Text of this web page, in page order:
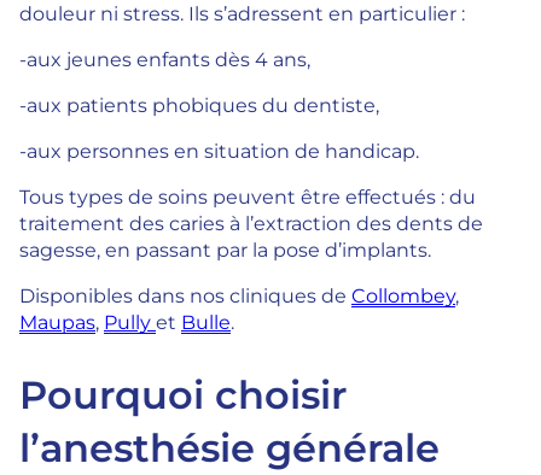
douleur ni stress. Ils s’adressent en particulier :
-aux jeunes enfants dès 4 ans,
-aux patients phobiques du dentiste,
-aux personnes en situation de handicap.
Tous types de soins peuvent être effectués : du
traitement des caries à l’extraction des dents de
sagesse, en passant par la pose d’implants.
Disponibles dans nos cliniques de Collombey,
Maupas, Pully et Bulle.
Pourquoi choisir
l’anesthésie générale